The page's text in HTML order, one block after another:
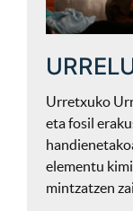
Urretxuko
eta fosil
elementu
mintzatzen